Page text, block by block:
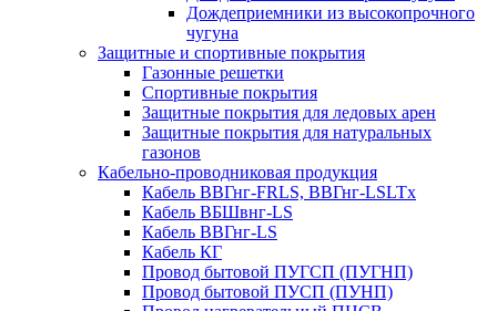
Дождеприемники из высокопрочного
чугуна
Защитные и спортивные покрытия
Газонные решетки
Спортивные покрытия
Защитные покрытия для ледовых арен
Защитные покрытия для натуральных
газонов
Кабельно-проводниковая продукция
Кабель ВВГнг-FRLS, ВВГнг-LSLTx
Кабель ВБШвнг-LS
Кабель ВВГнг-LS
Кабель КГ
Провод бытовой ПУГСП (ПУГНП)
Провод бытовой ПУСП (ПУНП)